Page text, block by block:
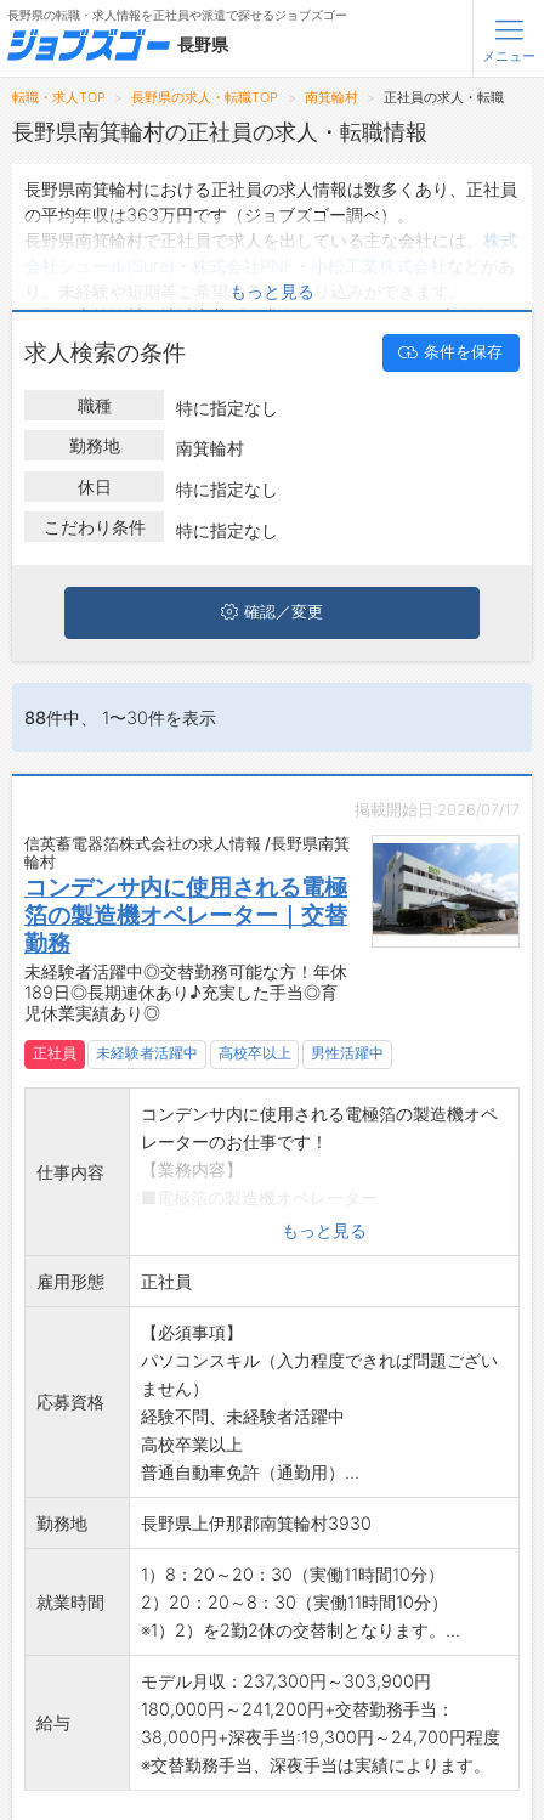
無料会員登録 ログイン
メニュー
トップ
タップで簡単に求人を探す
【初めての方へ】
長野県の求人検索で選ばれる理由
転職支援サービス
お問い合わせ
よくあるご質問
長野県の転職・求人情報を正社員や派遣で探せるジョブズゴー
長野県
メニュー
転職・求人TOP 長野県の求人・転職TOP 南箕輪村 正社員の求人・転職
長野県南箕輪村の正社員の求人・転職情報
長野県南箕輪村における正社員の求人情報は数多くあり、正社員
の平均年収は363万円です（ジョブズゴー調べ）。
長野県南箕輪村で正社員で求人を出している主な会社には、 株式
り、未経験や短期等ご希望の条件で絞り込みができます。
長野県南箕輪村の地域密着型の求人サイトであるジョブズゴーで
は長野県南箕輪村の正社員として働ける求人情報を66件取り扱
っています。
ハローワークにはない求人も多数扱っており、転職だけでなく、
第二新卒から50代・60代以上の方の再就職も可能です。 長野県
南箕輪村で正社員の求人・転職情報を探している方は、ぜひ興味
もっと見る
求人検索の条件 条件を保存
職種
特に指定なし
勤務地
南箕輪村
休日
特に指定なし
こだわり条件
特に指定なし
確認／変更
88件中、 1〜30件を表示
掲載開始日:2026/07/17
信英蓄電器箔株式会社の求人情報 /長野県南箕
輪村
コンデンサ内に使用される電極
箔の製造機オペレーター｜交替
勤務
未経験者活躍中◎交替勤務可能な方！年休
189日◎長期連休あり♪充実した手当◎育
児休業実績あり◎
正社員 未経験者活躍中 高校卒以上 男性活躍中
仕事内容
コンデンサ内に使用される電極箔の製造機オペ
レーターのお仕事です！
【業務内容】
・アルミ電解コンデンサ用電極箔製造機の運転
管理
◆家電製品から、自動車・ロボット・創エネな
ど幅広く使われている製品を作っています！
＊経験を積む中で会社の経営方針状況に基づ
き、本人の能力や希望等を配慮し配属を決定し
ていきます！
【補足】
■部材を機械にセット
・幅50cm×長さ3,000～4,000mのロール状部
材をクレーン等でセット致します。（クレーン
資格は不要）
応
■機械を通り電気分解により加工
・加工後自動で巻き取られるので、完成後に箱
等で梱包
・梱包後は、担当がフォークリフトにて出荷へ
（フォークリフト資格取得なども可能）
・24時間稼働です！
もっと見る
雇用形態 正社員
応募資格
【必須事項】
パソコンスキル（入力程度できれば問題ござい
ません）
経験不問、未経験者活躍中
高校卒業以上
普通自動車免許（通勤用）...
勤務地 長野県上伊那郡南箕輪村3930
就業時間
1）8：20～20：30（実働11時間10分）
2）20：20～8：30（実働11時間10分）
※1）2）を2勤2休の交替制となります。...
給与
モデル月収：237,300円～303,900円
180,000円～241,200円+交替勤務手当：
38,000円+深夜手当:19,300円～24,700円程度
※交替勤務手当、深夜手当は実績によります。